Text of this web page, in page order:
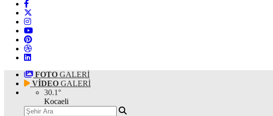
FOTO GALERİ
VİDEO GALERİ
30.1°
Kocaeli